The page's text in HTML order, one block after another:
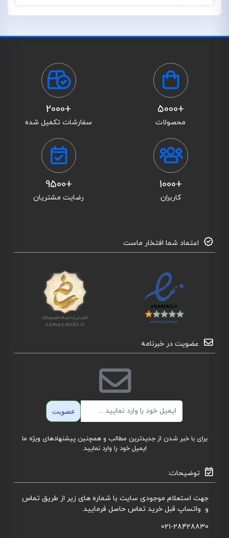
+5000
محصولات
+2000
سفارشات تکمیل شده
+1000
کاربران
+9500
رضایت مشتریان
اعتماد شما افتخار ماست
عضویت در خبرنامه
عضویت
برای با خبر شدن از جدیدترین مطالب و همچنین پیشنهادهای ویژه ما
ایمیل خود را وارد نمایید.
توضیحات:
جهت استعلام موجودی سایت با شماره های زیر از طریق تماس
و واتساپ قبل خرید تماس حاصل فرمایید.
021-28428830